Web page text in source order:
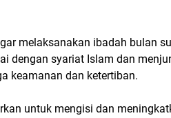
melaksanakan ibadah bulan
dengan syariat Islam dan
keamanan dan ketertiban.
untuk mengisi dan